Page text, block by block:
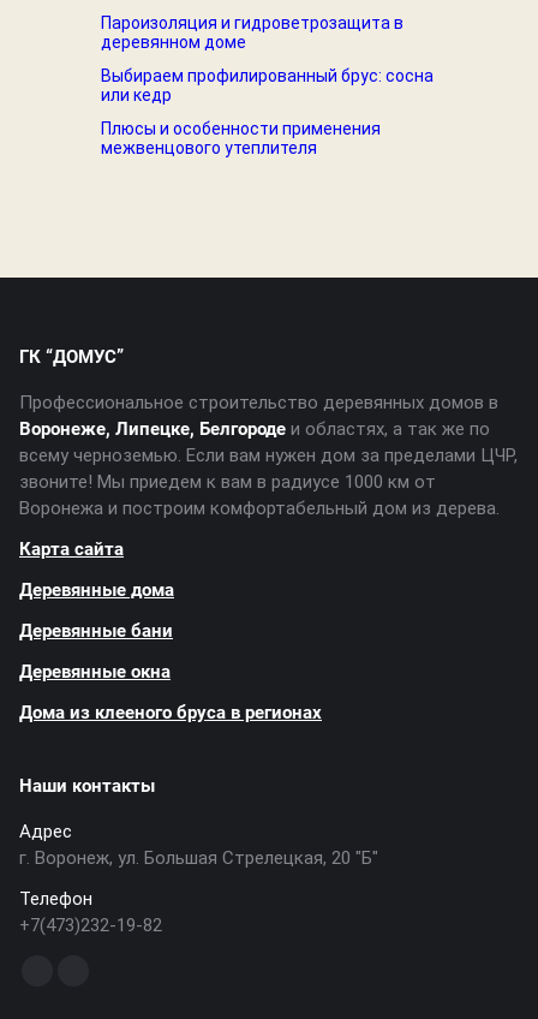
Пароизоляция и гидроветрозащита в
деревянном доме
Выбираем профилированный брус: сосна
или кедр
Плюсы и особенности применения
межвенцового утеплителя
ГК “ДОМУС”
Профессиональное строительство деревянных домов в
Воронеже, Липецке, Белгороде и областях, а так же по
всему черноземью. Если вам нужен дом за пределами ЦЧР,
звоните! Мы приедем к вам в радиусе 1000 км от
Воронежа и построим комфортабельный дом из дерева.
Карта сайта
Деревянные дома
Деревянные бани
Деревянные окна
Дома из клееного бруса в регионах
Наши контакты
Адрес
г. Воронеж, ул. Большая Стрелецкая, 20 "Б"
Телефон
+7(473)232-19-82